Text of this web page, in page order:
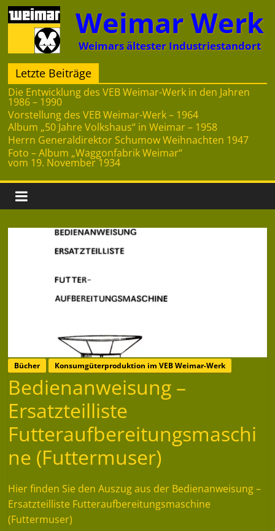
Zum
Inhalt
springen
Weimar Werk
Weimars ältester Industriestandort
Letzte Beiträge
Die Entwicklung des VEB Weimar-Werk in den Jahren
1986 – 1990
Vorstellung des VEB Weimar-Werk – 1964
Album „50 Jahre Volkshaus“ in Weimar – 1958
Herrn Generaldirektor Schumow Weihnachten 1947
Foto – Album „Waggonfabrik Weimar“
vom 19. November 1934
Bücher Konsumgüterproduktion im VEB Weimar-Werk
Bedienanweisung –
Ersatzteilliste
Futteraufbereitungsmaschi
ne (Futtermuser)
Hier finden Sie den Auszug aus der Bedienanweisung –
Ersatzteilliste Futteraufbereitungsmaschine
(Futtermuser)